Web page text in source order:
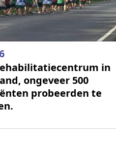
in
ongeveer 500
probeerden te